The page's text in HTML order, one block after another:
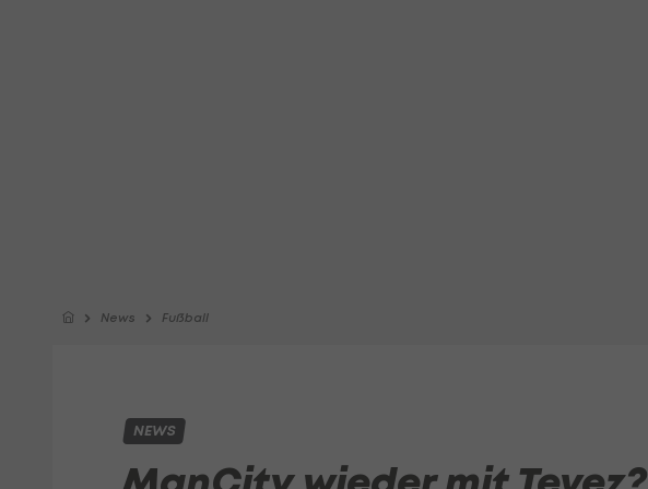
News Fußball
NEWS